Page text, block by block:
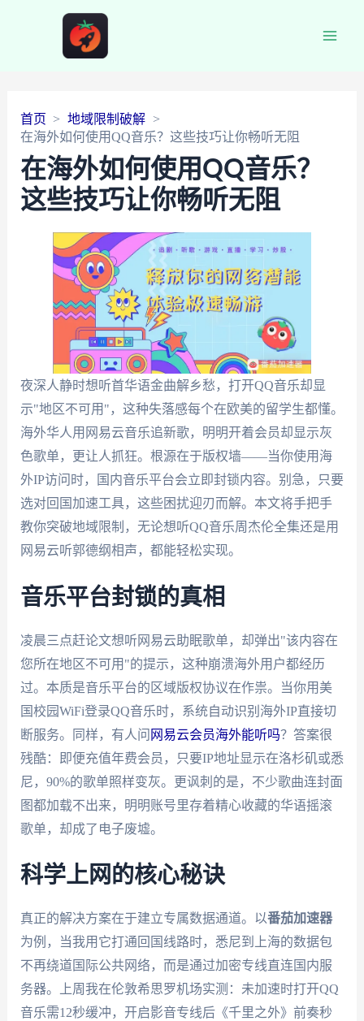
首页
地域限制破解
在海外如何使用QQ音乐？这些技巧让你畅听无阻
在海外如何使用QQ音乐？
这些技巧让你畅听无阻
夜深人静时想听首华语金曲解乡愁，打开QQ音乐却显
示"地区不可用"，这种失落感每个在欧美的留学生都懂。
海外华人用网易云音乐追新歌，明明开着会员却显示灰
色歌单，更让人抓狂。根源在于版权墙——当你使用海
外IP访问时，国内音乐平台会立即封锁内容。别急，只要
选对回国加速工具，这些困扰迎刃而解。本文将手把手
教你突破地域限制，无论想听QQ音乐周杰伦全集还是用
网易云听郭德纲相声，都能轻松实现。
音乐平台封锁的真相
凌晨三点赶论文想听网易云助眠歌单，却弹出"该内容在
您所在地区不可用"的提示，这种崩溃海外用户都经历
过。本质是音乐平台的区域版权协议在作祟。当你用美
国校园WiFi登录QQ音乐时，系统自动识别海外IP直接切
断服务。同样，有人问 网易云会员海外能听吗？答案很
残酷：即便充值年费会员，只要IP地址显示在洛杉矶或悉
尼，90%的歌单照样变灰。更讽刺的是，不少歌曲连封面
图都加载不出来，明明账号里存着精心收藏的华语摇滚
歌单，却成了电子废墟。
科学上网的核心秘诀
真正的解决方案在于建立专属数据通道。以番茄加速器
为例，当我用它打通回国线路时，悉尼到上海的数据包
不再绕道国际公共网络，而是通过加密专线直连国内服
务器。上周我在伦敦希思罗机场实测：未加速时打开QQ
音乐需12秒缓冲，开启影音专线后《千里之外》前奏秒